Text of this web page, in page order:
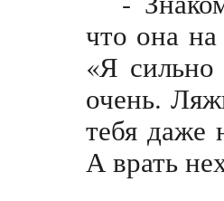
что она
«Я
очень.
тебя даже
А врать